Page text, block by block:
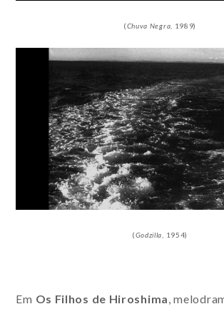
(Chuva Negra , 1989)
(Godzilla , 1954)
Em Os Filhos de Hiroshima,